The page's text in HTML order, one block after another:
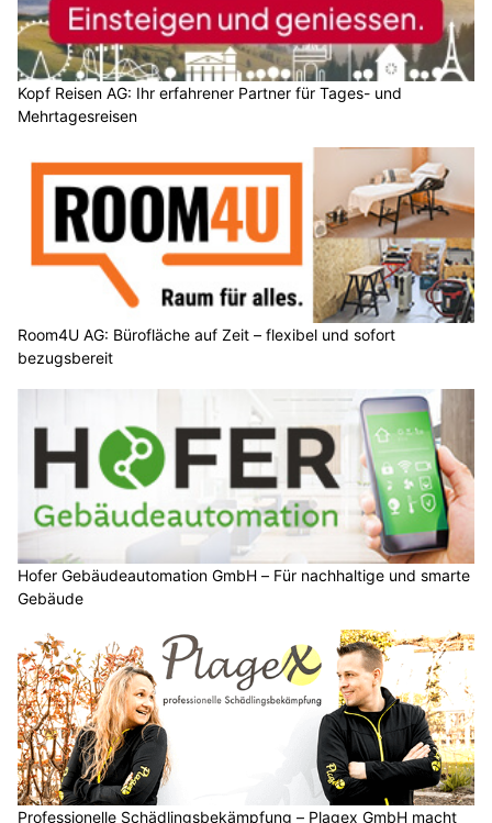
Kopf Reisen AG: Ihr erfahrener Partner für Tages- und
Mehrtagesreisen
Room4U AG: Bürofläche auf Zeit – flexibel und sofort
bezugsbereit
Hofer Gebäudeautomation GmbH – Für nachhaltige und smarte
Gebäude
Professionelle Schädlingsbekämpfung – Plagex GmbH macht